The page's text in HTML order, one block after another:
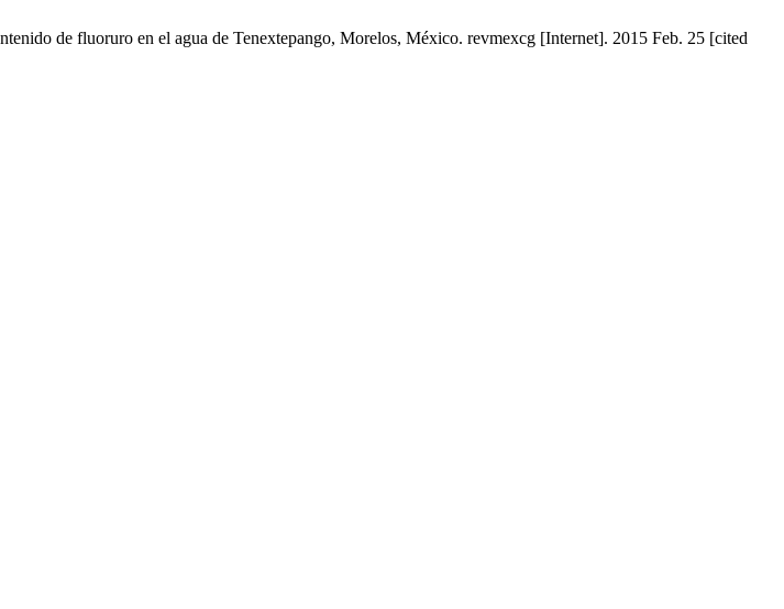
de fluoruro en el agua de Tenextepango, Morelos, México. revmexcg [Internet]. 2015 Feb. 25 [cited